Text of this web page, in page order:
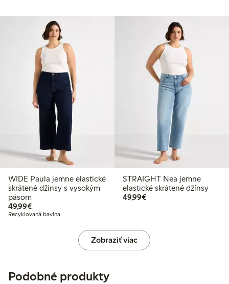
WIDE Paula jemne elastické
skrátené džínsy s vysokým
pásom
49,99€49,99 €
Recyklovaná bavlna
STRAIGHT Nea jemne
elastické skrátené džínsy
49,99€49,99 €
Zobraziť viac
Podobné produkty